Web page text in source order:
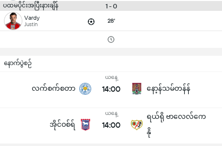
ပထမပိုင်းအပြီးနားချိန် 1 - 0
Vardy
Justin 28'
နောက်ပွဲစဉ်
လက်စက်စတာ
ယနေ့
14:00 နော့န်သမ်တန်န်
အိုင်ဝစ်ရ်
ယနေ့
14:00
ရယ်ရို ဗာလေလ်ကေ
နို